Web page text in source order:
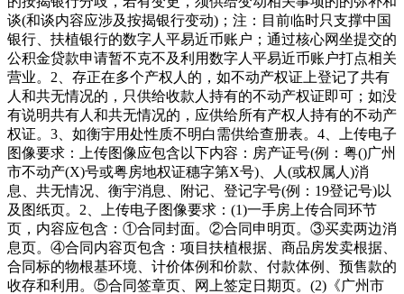
谈(和谈内容应涉及按揭银行变动)；注：目前临时只支撑中国
银行、扶植银行的数字人平易近币账户；通过核心网坐提交的
公积金贷款申请暂不克不及利用数字人平易近币账户打点相关
营业。2、存正在多个产权人的，如不动产权证上登记了共有
人和共无情况的，只供给收款人持有的不动产权证即可；如没
有说明共有人和共无情况的，应供给所有产权人持有的不动产
权证。3、如衡宇用处性质不明白需供给查册表。4、上传电子
图像要求：上传图像应包含以下内容：房产证号(例：粤()广州
市不动产(X)号或粤房地权证穗字第X号)、人(或权属人)消
息、共无情况、衡宇消息、附记、登记字号(例：19登记号)以
及图纸页。2、上传电子图像要求：(1)一手房上传合同环节
页，内容应包含：①合同封面。②合同申明页。③买卖两边消
息页。④合同内容页包含：项目扶植根据、商品房发卖根据、
合同标的物根基环境、计价体例和价款、付款体例、预售款的
收存和利用。⑤合同签章页、网上签定日期页。(2)《广州市